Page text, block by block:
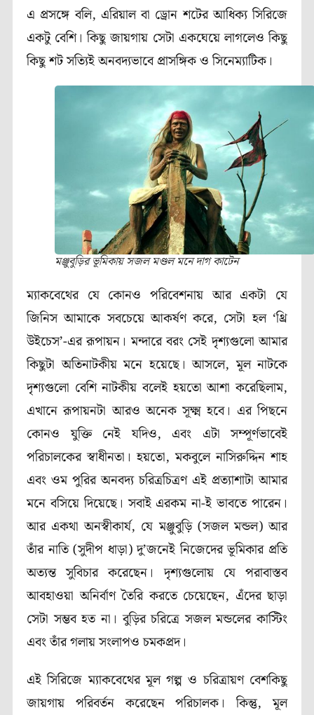
এ প্রসঙ্গে বলি, এরিয়াল বা ড্রোন শটের আধিক্য সিরিজে
একটু বেশি। কিছু জায়গায় সেটা একঘেয়ে লাগলেও কিছু
কিছু শট সত্যিই অনবদ্যভাবে প্রাসঙ্গিক ও সিনেম্যাটিক।
মঞ্জুবুড়ির ভূমিকায় সজল মণ্ডল মনে দাগ কাটেন
ম্যাকবেথের যে কোনও পরিবেশনায় আর একটা যে
জিনিস আমাকে সবচেয়ে আকর্ষণ করে, সেটা হল ‘থ্রি
উইচেস’-এর রূপায়ন। মন্দারে বরং সেই দৃশ্যগুলো আমার
কিছুটা অতিনাটকীয় মনে হয়েছে। আসলে, মূল নাটকে
দৃশ্যগুলো বেশি নাটকীয় বলেই হয়তো আশা করেছিলাম,
এখানে রূপায়নটা আরও অনেক সূক্ষ্ম হবে। এর পিছনে
কোনও যুক্তি নেই যদিও, এবং এটা সম্পূর্ণভাবেই
পরিচালকের স্বাধীনতা। হয়তো, মকবুলে নাসিরুদ্দিন শাহ
এবং ওম পুরির অনবদ্য চরিত্রচিত্রণ এই প্রত্যাশাটা আমার
মনে বসিয়ে দিয়েছে। সবাই এরকম না-ই ভাবতে পারেন।
আর একথা অনস্বীকার্য, যে মঞ্জুবুড়ি (সজল মন্ডল) আর
তাঁর নাতি (সুদীপ ধাড়া) দু’জনেই নিজেদের ভূমিকার প্রতি
অত্যন্ত সুবিচার করেছেন। দৃশ্যগুলোয় যে পরাবাস্তব
আবহাওয়া অনির্বাণ তৈরি করতে চেয়েছেন, এঁদের ছাড়া
সেটা সম্ভব হত না। বুড়ির চরিত্রে সজল মন্ডলের কাস্টিং
এবং তাঁর গলায় সংলাপও চমকপ্রদ।
এই সিরিজে ম্যাকবেথের মূল গল্প ও চরিত্রায়ণ বেশকিছু
জায়গায় পরিবর্তন করেছেন পরিচালক। কিন্তু, মূল